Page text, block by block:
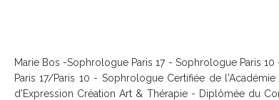
Marie Bos -Sophrologue Paris 17 - Sophrologue Paris
Paris 17/Paris 10 - Sophrologue Certifiée de
d'Expression Création Art & Thérapie - Diplômée du